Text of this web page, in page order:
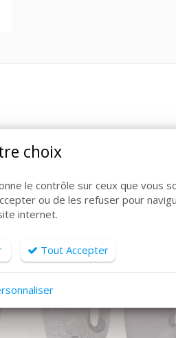
CONNEXES
également ces produits
choix
le contrôle sur ceux que vous
ou de les refuser pour
internet.
Tout Accepter